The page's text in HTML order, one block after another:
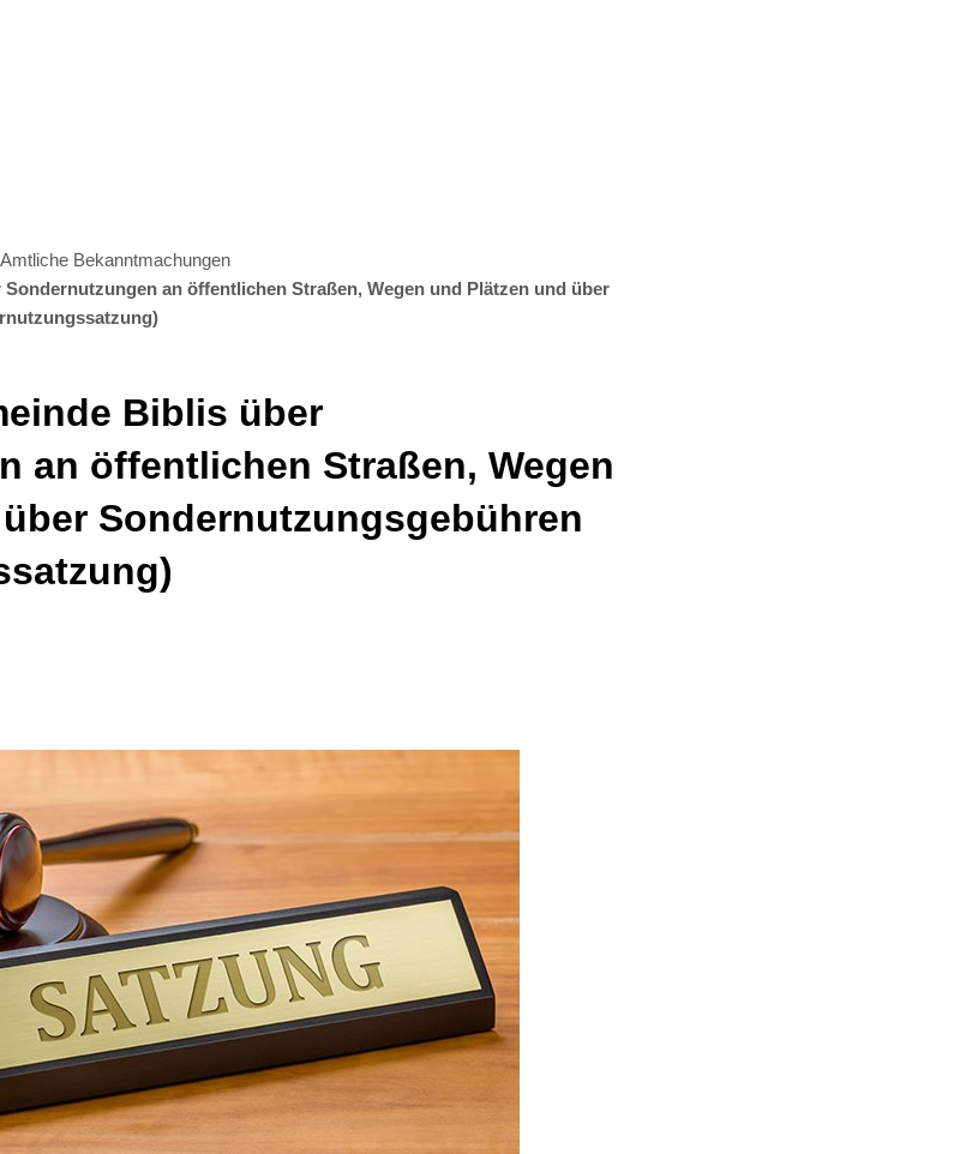
Amtliche Bekanntmachungen
an öffentlichen Straßen, Wegen und Plätzen und über
Biblis über
an öffentlichen Straßen, Wegen
Sondernutzungsgebühren